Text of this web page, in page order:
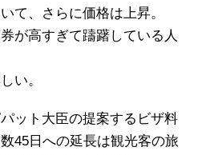
て、さらに価格は上昇。
が高すぎて躊躇している人
い。
ット大臣の提案するビザ料
45日への延長は観光客の旅